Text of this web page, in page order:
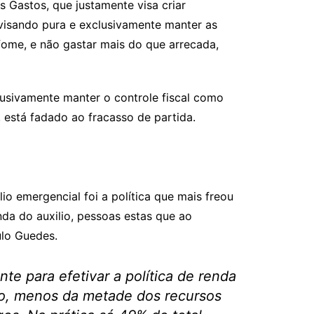
Gastos, que justamente visa criar
pura e exclusivamente manter as
e não gastar mais do que arrecada,
manter o controle fiscal como
fadado ao fracasso de partida.
emergencial foi a política que mais freou
do auxilio, pessoas estas que ao
Guedes.
para efetivar a política de renda
menos da metade dos recursos